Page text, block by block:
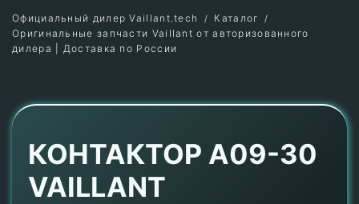
Официальный дилер Vaillant.tech
Каталог
Оригинальные запчасти Vaillant от авторизованного
дилера | Доставка по России
КОНТАКТОР A09-30
VAILLANT